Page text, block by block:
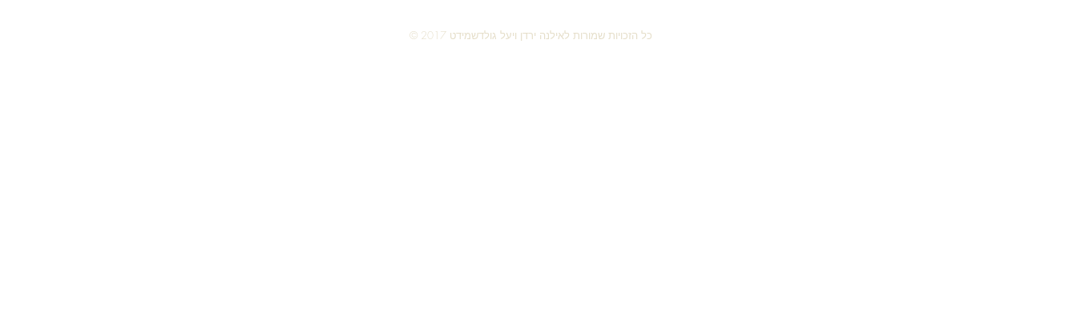
© 2017 כל הזכויות שמורות לאילנה ירדן ויעל גולדשמידט